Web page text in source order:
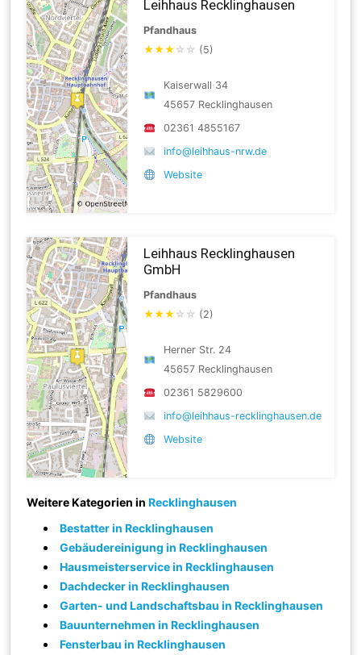
Leihhaus Recklinghausen
Pfandhaus
★★★ ☆ ☆ (5)
Kaiserwall 34
45657 Recklinghausen
02361 4855167
info@leihhaus-nrw.de
Website
Leihhaus Recklinghausen
GmbH
Pfandhaus
★★★ ☆ ☆ (2)
Herner Str. 24
45657 Recklinghausen
02361 5829600
info@leihhaus-recklinghausen.de
Website
Weitere Kategorien inRecklinghausen
Bestatter in Recklinghausen
Gebäudereinigung in Recklinghausen
Hausmeisterservice in Recklinghausen
Dachdecker in Recklinghausen
Garten- und Landschaftsbau in Recklinghausen
Bauunternehmen in Recklinghausen
Fensterbau in Recklinghausen